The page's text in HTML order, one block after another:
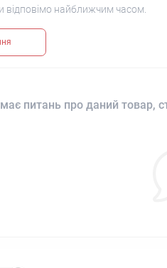
відповімо найближчим часом.
питань про даний товар,